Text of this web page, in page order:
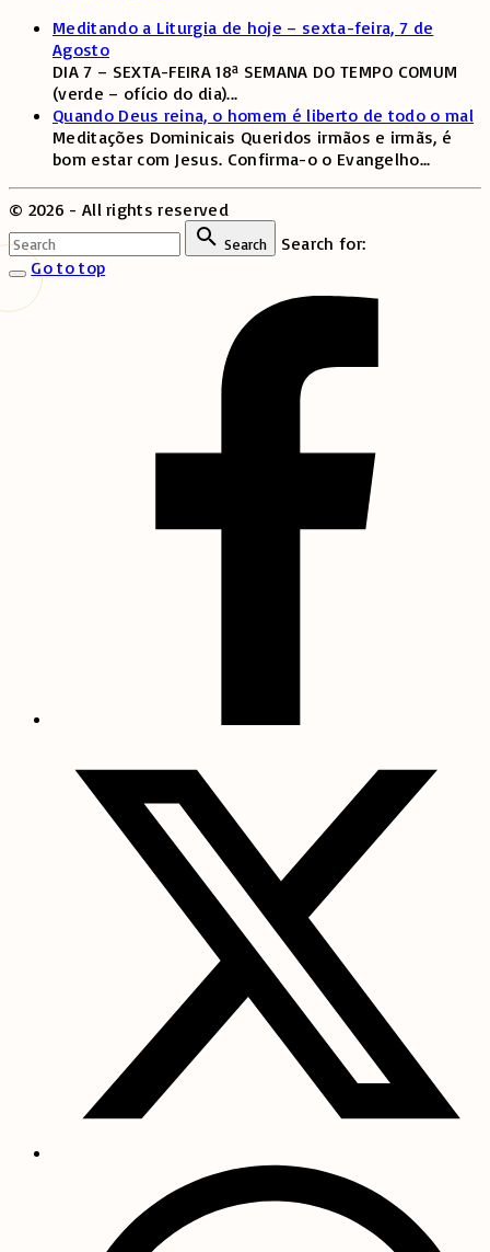
Meditando a Liturgia de hoje – sexta-feira, 7 de
Agosto
DIA 7 – SEXTA-FEIRA 18ª SEMANA DO TEMPO COMUM
(verde – ofício do dia)...
Quando Deus reina, o homem é liberto de todo o mal
Meditações Dominicais Queridos irmãos e irmãs, é
bom estar com Jesus. Confirma-o o Evangelho...
© 2026 - All rights reserved
Search
Search for:
Go to top